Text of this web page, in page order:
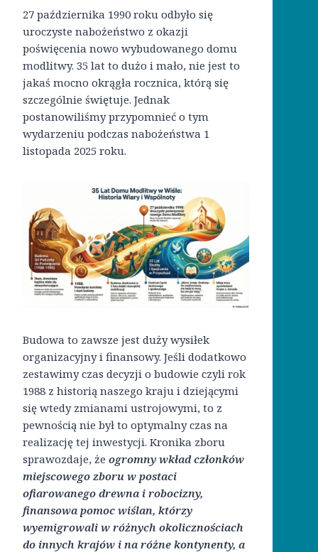
27 października 1990 roku odbyło się
uroczyste nabożeństwo z okazji
poświęcenia nowo wybudowanego domu
modlitwy. 35 lat to dużo i mało, nie jest to
jakaś mocno okrągła rocznica, którą się
szczególnie świętuje. Jednak
postanowiliśmy przypomnieć o tym
wydarzeniu podczas nabożeństwa 1
listopada 2025 roku.
Budowa to zawsze jest duży wysiłek
organizacyjny i finansowy. Jeśli dodatkowo
zestawimy czas decyzji o budowie czyli rok
1988 z historią naszego kraju i dziejącymi
się wtedy zmianami ustrojowymi, to z
pewnością nie był to optymalny czas na
realizację tej inwestycji. Kronika zboru
sprawozdaje, że ogromny wkład członków
miejscowego zboru w postaci
ofiarowanego drewna i robocizny,
finansowa pomoc wiślan, którzy
wyemigrowali w różnych okolicznościach
do innych krajów i na różne kontynenty, a